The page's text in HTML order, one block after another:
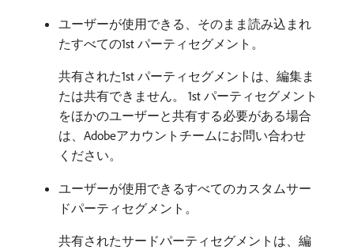
ユーザーが使用できる、そのまま読み込まれ
たすべての1st パーティセグメント。
共有された1st パーティセグメントは、編集ま
たは共有できません。 1st パーティセグメント
をほかのユーザーと共有する必要がある場合
は、Adobeアカウントチームにお問い合わせ
ください。
ユーザーが使用できるすべてのカスタムサー
ドパーティセグメント。
共有されたサードパーティセグメントは、編